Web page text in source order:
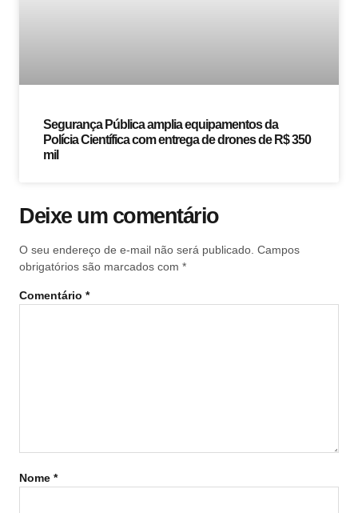
Segurança Pública amplia equipamentos da
Polícia Científica com entrega de drones de R$ 350
mil
Deixe um comentário
O seu endereço de e-mail não será publicado. Campos
obrigatórios são marcados com *
Comentário *
Nome *